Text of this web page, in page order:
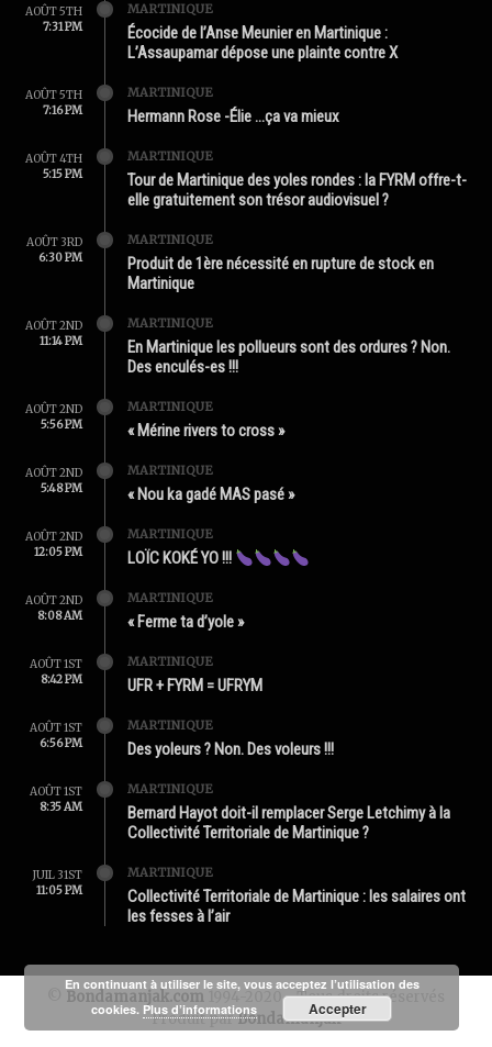
AOÛT 5TH
7:31 PM
MARTINIQUE
Écocide de l’Anse Meunier en Martinique :
L’Assaupamar dépose une plainte contre X
AOÛT 5TH
7:16 PM
MARTINIQUE
Hermann Rose -Élie …ça va mieux
AOÛT 4TH
5:15 PM
MARTINIQUE
Tour de Martinique des yoles rondes : la FYRM offre-t-
elle gratuitement son trésor audiovisuel ?
AOÛT 3RD
6:30 PM
MARTINIQUE
Produit de 1ère nécessité en rupture de stock en
Martinique
AOÛT 2ND
11:14 PM
MARTINIQUE
En Martinique les pollueurs sont des ordures ? Non.
Des enculés-es !!!
AOÛT 2ND
5:56 PM
MARTINIQUE
« Mérine rivers to cross »
AOÛT 2ND
5:48 PM
MARTINIQUE
« Nou ka gadé MAS pasé »
AOÛT 2ND
12:05 PM
MARTINIQUE
LOÏC KOKÉ YO !!!
AOÛT 2ND
8:08 AM
MARTINIQUE
« Ferme ta d’yole »
AOÛT 1ST
8:42 PM
MARTINIQUE
UFR + FYRM = UFRYM
AOÛT 1ST
6:56 PM
MARTINIQUE
Des yoleurs ? Non. Des voleurs !!!
AOÛT 1ST
8:35 AM
MARTINIQUE
Bernard Hayot doit-il remplacer Serge Letchimy à la
Collectivité Territoriale de Martinique ?
JUIL 31ST
11:05 PM
MARTINIQUE
Collectivité Territoriale de Martinique : les salaires ont
les fesses à l’air
Bondamanjak.com 1994-2020 - Tous droits réservés
Produit parBondamanjak
En continuant à utiliser le site, vous acceptez l’utilisation des
cookies. Plus d’informations Accepter